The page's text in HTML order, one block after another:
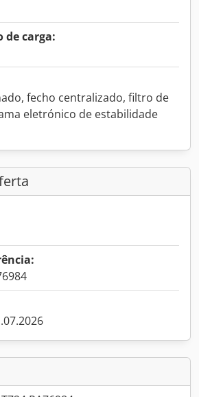
de carga:
fecho centralizado, filtro de
eletrónico de estabilidade